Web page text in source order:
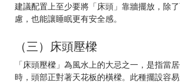
建議配置上至少要將「床頭」靠牆擺放，除
慮，也能讓睡眠更有安全感。
（三）床頭壓樑
「床頭壓樑」為風水上的大忌之一，是指當
時，頭部正對著天花板的橫樑。此種擺設容